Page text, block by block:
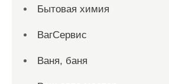
Бытовая химия
ВагСервис
Ваня, баня